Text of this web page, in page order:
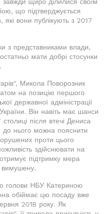
що підтверджується
вони публікують з 2017
з представниками влади,
мати добрі стосунки
Микола Поворозник
на позицію першого
державної адміністрації
Він навіть має шанси
після втечі Дениса
до нього можна пояснити
проти цього
здійснювати на
отримує підтримку мера
вимушену.
голови НБУ Катериною
обіймає цю посаду вже
2018 року. Як